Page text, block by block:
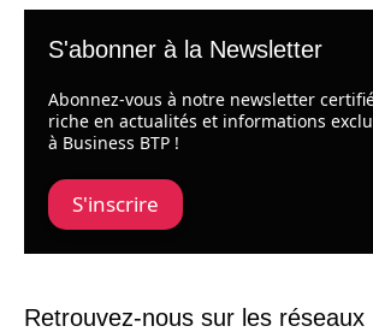
S'abonner à la Newsletter
Abonnez-vous à notre newsletter
riche en actualités et informations
à Business BTP !
S'inscrire
Retrouvez-nous sur les réseaux